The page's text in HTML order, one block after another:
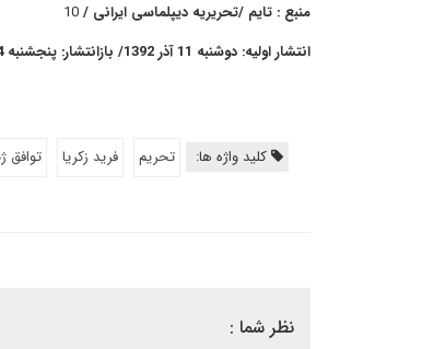
منبع : تایم /تحریریه دیپلماسی ایرانی /10
انتشار اولیه: دوشنبه 11 آذر 1392/ بازانتشار: پنجشنبه 14 آذر 1392
کلید واژه ها: تحریم فرید زکریا توافق
نظر شما :